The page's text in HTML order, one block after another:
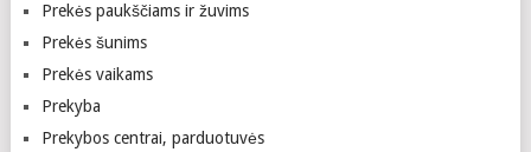
Prekės paukščiams ir žuvims
Prekės šunims
Prekės vaikams
Prekyba
Prekybos centrai, parduotuvės